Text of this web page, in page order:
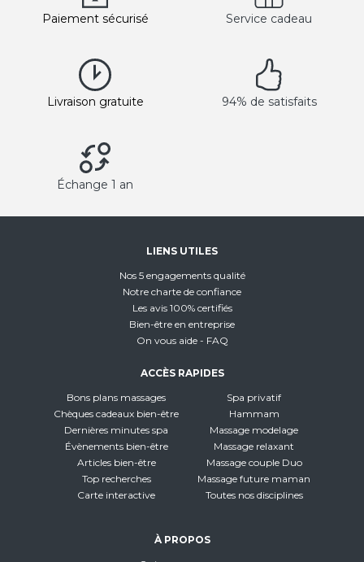
Paiement sécurisé Service cadeau
Livraison gratuite 94% de satisfaits
Échange 1 an
LIENS UTILES
Nos 5 engagements qualité
Notre charte de confiance
Les avis 100% certifiés
Bien-être en entreprise
On vous aide - FAQ
ACCÈS RAPIDES
Bons plans massages
Chèques cadeaux bien-être
Dernières minutes spa
Évènements bien-être
Articles bien-être
Top recherches
Carte interactive
Spa privatif
Hammam
Massage modelage
Massage relaxant
Massage couple Duo
Massage future maman
Toutes nos disciplines
À PROPOS